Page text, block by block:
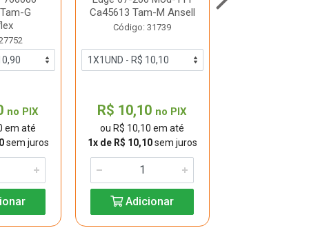
G
no PIX
em até
sem juros
Ca45613 Tam-M Ansell
Código: 31739
R$ 10,10 no PIX
ou R$ 10,10 em até
1x de R$ 10,10sem juros
Adicionar